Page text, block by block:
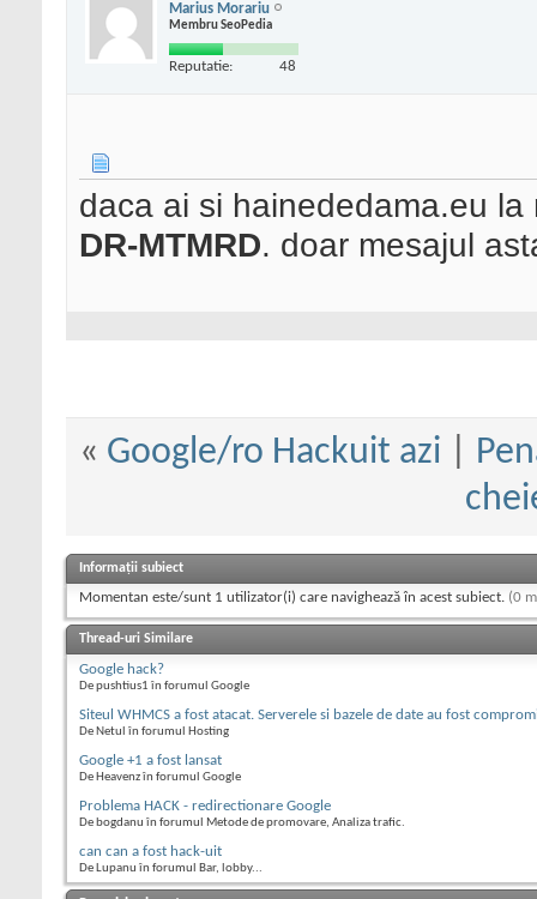
Marius Morariu
Membru SeoPedia
Reputatie: 48
daca ai si hainededama.eu
DR-MTMRD. doar mesajul
« Google/ro Hackuit azi
Informații subiect
Momentan este/sunt 1 utilizator(i) care navighează în acest subiect. (0
Thread-uri Similare
Google hack?
De pushtius1 în forumul Google
Siteul WHMCS a fost atacat. Serverele si bazele de date au fost
De Netul în forumul Hosting
Google +1 a fost lansat
De Heavenz în forumul Google
Problema HACK - redirectionare Google
De bogdanu în forumul Metode de promovare, Analiza trafic.
can can a fost hack-uit
De Lupanu în forumul Bar, lobby...